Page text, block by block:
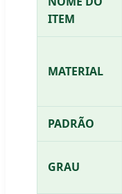
ITEM
MATERIAL
PADRÃO
GRAU